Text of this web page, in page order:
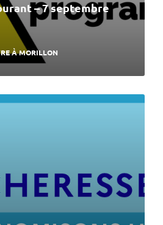
– 7 septembre
À MORILLON